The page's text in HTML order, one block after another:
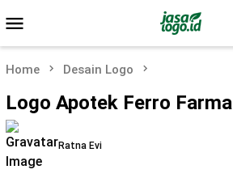
to
contentMenu
Home Desain Logo
Logo Apotek Ferro Farma
Ratna Evi